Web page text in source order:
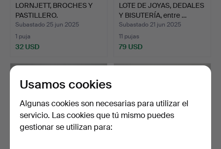
LORNJETT, BROCHES Y
PASTILLERO.
Subastado 25 jun 2025
1 puja
32 USD
LOTE DE JOYAS, DEDALES
Y BISUTERÍA, entre …
Subastado 21 jun 2025
11 pujas
79 USD
Usamos cookies
Algunas cookies son necesarias para utilizar el
servicio. Las cookies que tú mismo puedes
gestionar se utilizan para: